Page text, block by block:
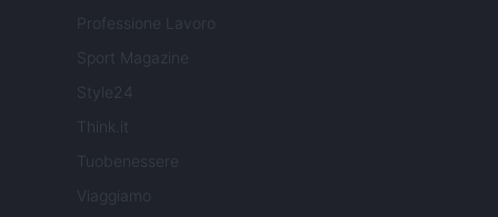
Professione Lavoro
Sport Magazine
Style24
Think.it
Tuobenessere
Viaggiamo